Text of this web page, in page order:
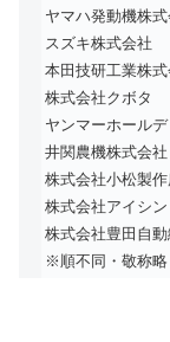
ヤマハ発動機株
スズキ株式会社
本田技研工業株式
株式会社クボタ
ヤンマーホール
井関農機株式会社
株式会社小松製
株式会社アイシン
株式会社豊田自
※順不同・敬称略